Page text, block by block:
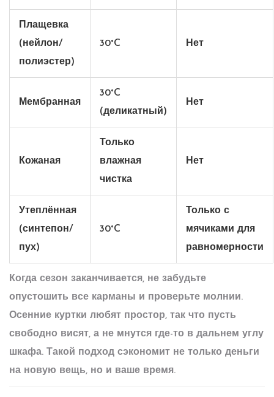
Плащевка
(нейлон/
полиэстер)
30°C Нет
Мембранная
30°C
(деликатный)
Нет
Кожаная
Только
влажная
чистка
Нет
Утеплённая
(синтепон/
пух)
30°C
Только с
мячиками для
равномерности
Когда сезон заканчивается, не забудьте
опустошить все карманы и проверьте молнии.
Осенние куртки любят простор, так что пусть
свободно висят, а не мнутся где-то в дальнем углу
шкафа. Такой подход сэкономит не только деньги
на новую вещь, но и ваше время.